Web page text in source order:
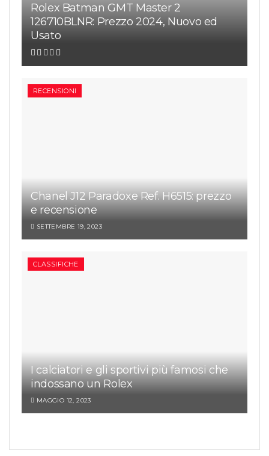
Rolex Batman GMT Master 2
126710BLNR: Prezzo 2024, Nuovo ed
Usato
RECENSIONI
Chanel J12 Paradoxe Ref. H6515: prezzo
e recensione
SETTEMBRE 19, 2023
CLASSIFICHE
I calciatori e gli sportivi più famosi che
indossano un Rolex
MAGGIO 12, 2023